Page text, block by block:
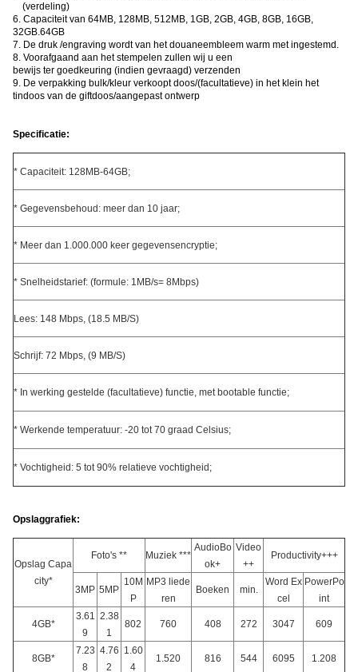
(verdeling)
6. Capaciteit van 64MB, 128MB, 512MB, 1GB, 2GB, 4GB, 8GB, 16GB,
32GB.64GB
7. De druk /engraving wordt van het douaneembleem warm met ingestemd.
8. Voorafgaand aan het stempelen zullen wij u een
bewijs ter goedkeuring (indien gevraagd) verzenden
9. De verpakking bulk/kleur verkoopt doos/(facultatieve) in het klein het
tindoos van de giftdoos/aangepast ontwerp
Specificatie:
* Capaciteit: 128MB-64GB;
* Gegevensbehoud: meer dan 10 jaar;
* Meer dan 1.000.000 keer gegevensencryptie;
* Snelheidstarief: (formule: 1MB/s= 8Mbps)
Lees: 148 Mbps, (18.5 MB/S)
Schrijf: 72 Mbps, (9 MB/S)
* In werking gestelde (facultatieve) functie, met bootable functie;
* Werkende temperatuur: -20 tot 70 graad Celsius;
* Vochtigheid: 5 tot 90% relatieve vochtigheid;
Opslaggrafiek:
Opslag Capa
city*
Foto's ** Muziek ***
AudioBo
ok+
Video
++
Productivity+++
3MP 5MP
10M
P
MP3 liede
ren
Boeken min.
Word Ex
cel
PowerPo
int
4GB*
3.61
9
2.38
1
802 760 408 272 3047 609
8GB*
7.23
8
4.76
2
1.60
4
1.520 816 544 6095 1.208